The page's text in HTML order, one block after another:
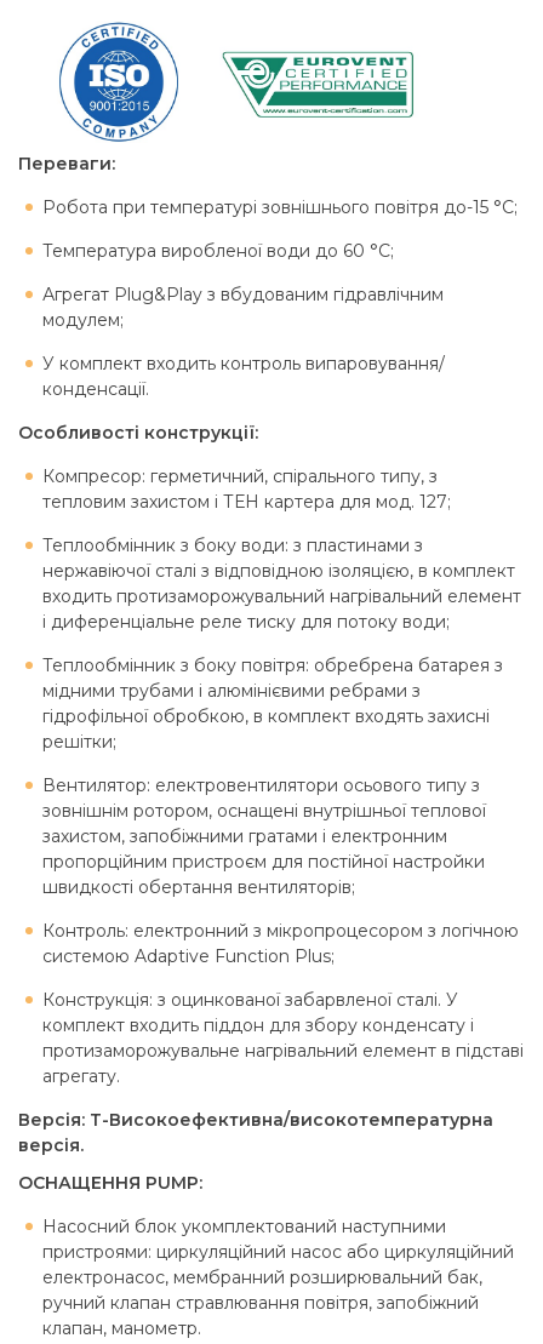
Переваги:
Робота при температурі зовнішнього повітря до-15 °C;
Температура виробленої води до 60 °C;
Агрегат Plug&Play з вбудованим гідравлічним
модулем;
У комплект входить контроль випаровування/
конденсації.
Особливості конструкції:
Компресор: герметичний, спірального типу, з
тепловим захистом і ТЕН картера для мод. 127;
Теплообмінник з боку води: з пластинами з
нержавіючої сталі з відповідною ізоляцією, в комплект
входить протизаморожувальний нагрівальний елемент
і диференціальне реле тиску для потоку води;
Теплообмінник з боку повітря: обребрена батарея з
мідними трубами і алюмінієвими ребрами з
гідрофільної обробкою, в комплект входять захисні
решітки;
Вентилятор: електровентилятори осьового типу з
зовнішнім ротором, оснащені внутрішньої теплової
захистом, запобіжними гратами і електронним
пропорційним пристроєм для постійної настройки
швидкості обертання вентиляторів;
Контроль: електронний з мікропроцесором з логічною
системою Adaptive Function Plus;
Конструкція: з оцинкованої забарвленої сталі. У
комплект входить піддон для збору конденсату і
протизаморожувальне нагрівальний елемент в підставі
агрегату.
Версія: Т-Високоефективна/високотемпературна
версія.
ОСНАЩЕННЯ PUMP:
Насосний блок укомплектований наступними
пристроями: циркуляційний насос або циркуляційний
електронасос, мембранний розширювальний бак,
ручний клапан стравлювання повітря, запобіжний
клапан, манометр.